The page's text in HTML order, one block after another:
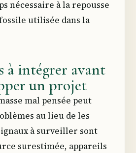
nécessaire à la repousse
utilisée dans la
à intégrer avant
un projet
mal pensée peut
au lieu de les
à surveiller sont
surestimée, appareils